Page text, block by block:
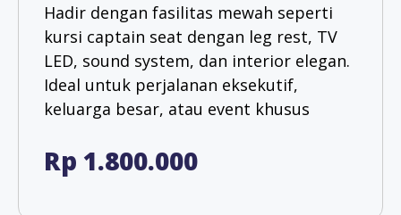
Hadir dengan fasilitas mewah seperti
kursi captain seat dengan leg rest, TV
LED, sound system, dan interior elegan.
Ideal untuk perjalanan eksekutif,
keluarga besar, atau event khusus
Rp 1.800.000